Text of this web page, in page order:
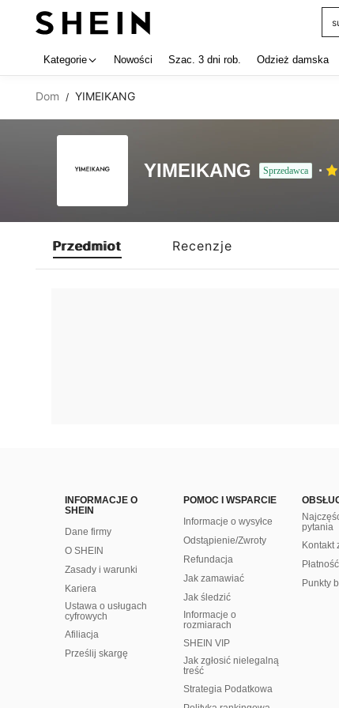
Kategorie Nowości Szac. 3 dni rob. Odzież damska
Dom / YIMEIKANG
YIMEIKANG Sprzedawca
Przedmiot Recenzje
INFORMACJE O
SHEIN
Dane firmy
O SHEIN
Zasady i warunki
Kariera
Ustawa o usługach
cyfrowych
Afiliacja
Prześlij skargę
POMOC I WSPARCIE
Informacje o wysyłce
Odstąpienie/Zwroty
Refundacja
Jak zamawiać
Jak śledzić
Informacje o
rozmiarach
SHEIN VIP
Jak zgłosić nielegalną
treść
Strategia Podatkowa
pytania
Kontakt
Punkty